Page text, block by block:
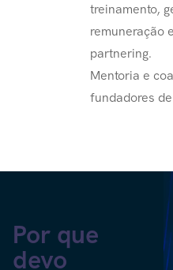
treinamento,
remuneração
partnering.
Mentoria e
fundadores
Por que
devo